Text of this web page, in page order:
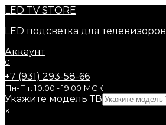
Перейти
содержанию
LED TV STORE
LED подсветка для телевизоров
Аккаунт
0
+7 (931) 293-58-66
Пн-Пт: 10:00 - 19:00 МСК
Укажите модель ТВ
×